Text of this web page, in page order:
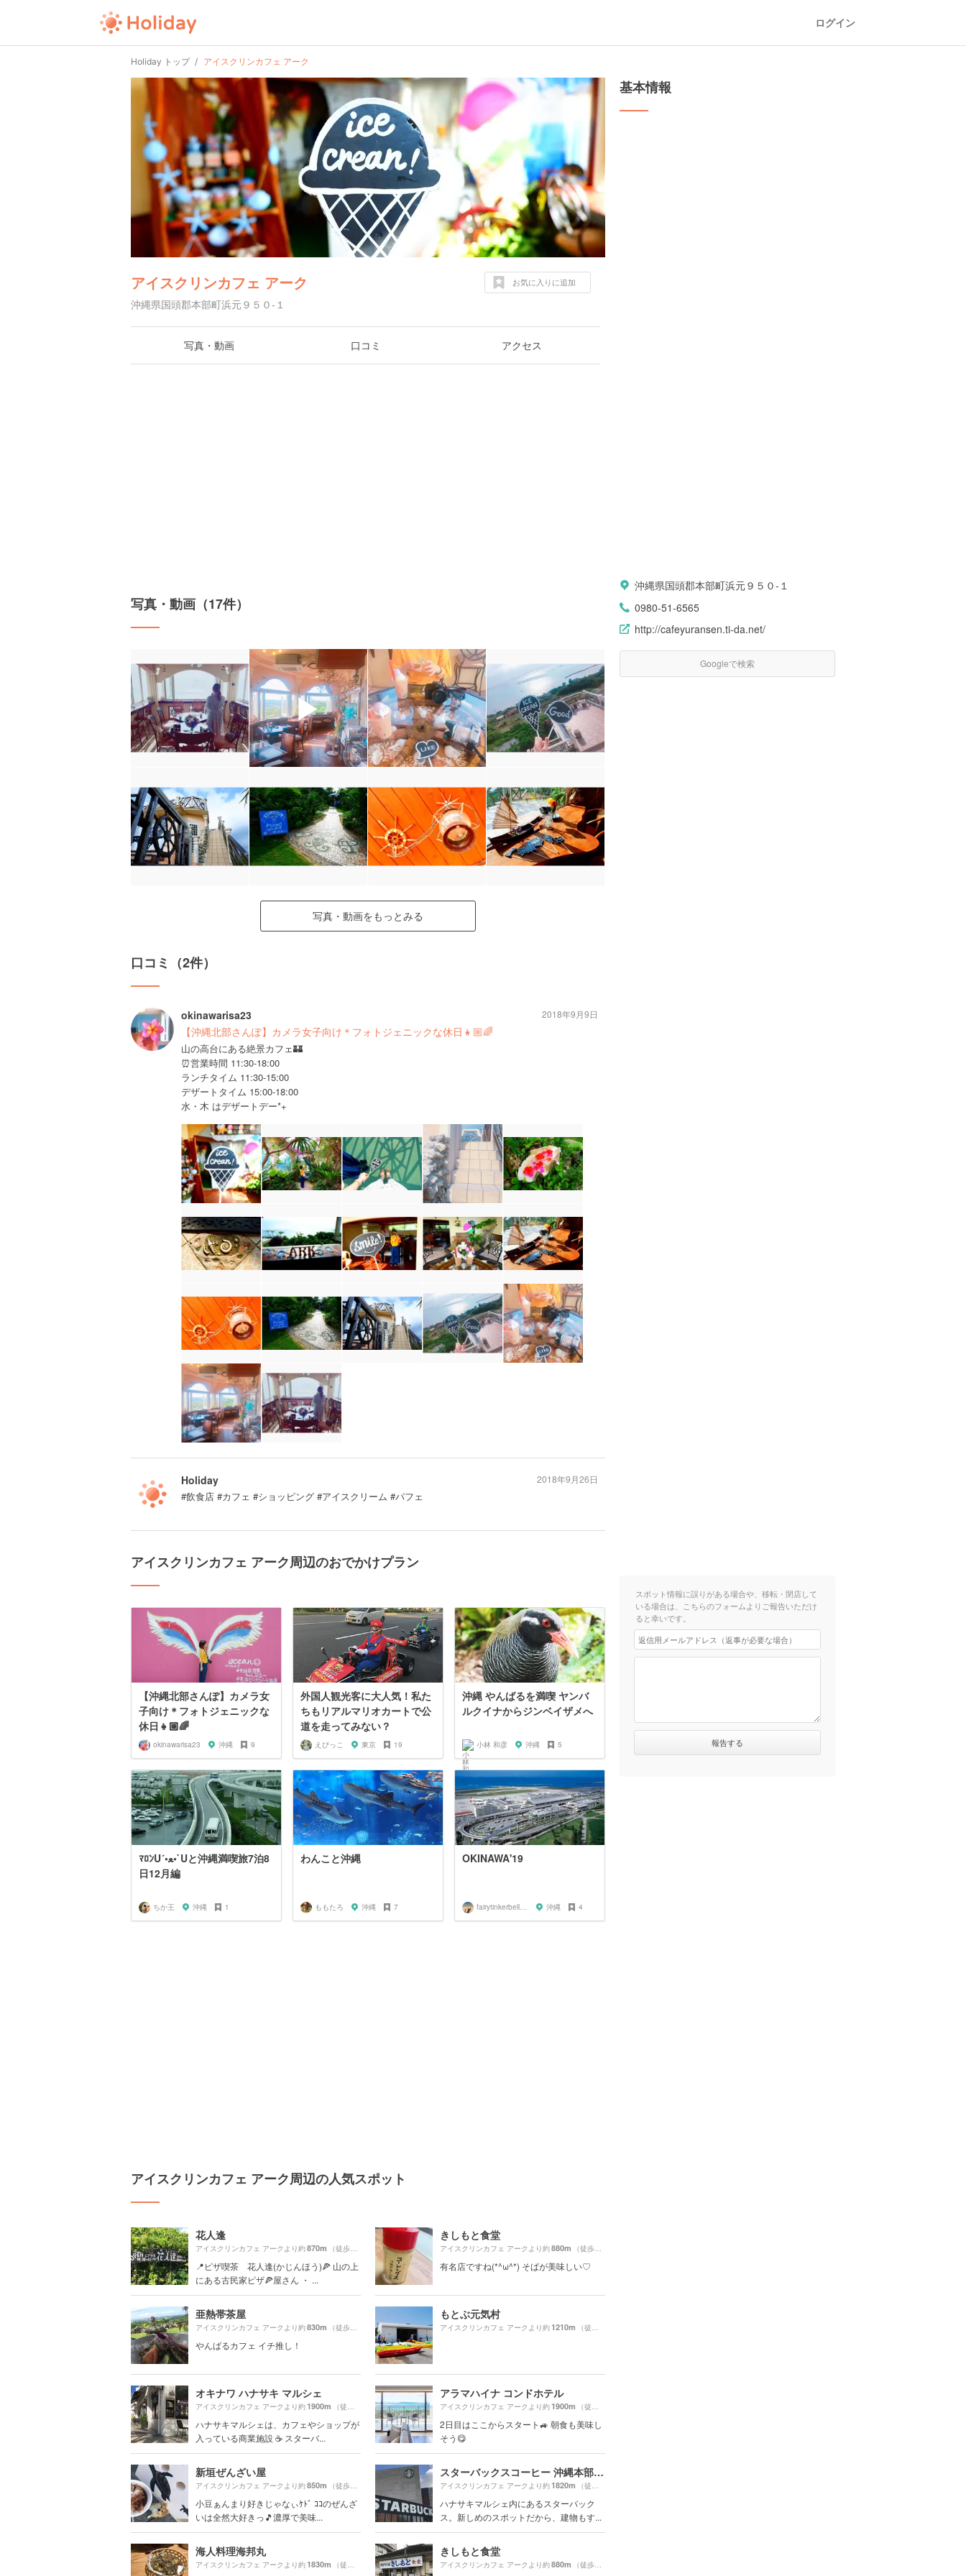
ログイン
Holiday トップ アイスクリンカフェ アーク
アイスクリンカフェ アーク
沖縄県国頭郡本部町浜元９５０-１
お気に入りに追加
写真・動画 口コミ アクセス
写真・動画（17件）
▶
写真・動画をもっとみる
口コミ（2件）
okinawarisa23
【沖縄北部さんぽ】カメラ女子向け＊フォトジェニックな休日👧🏼🌈
山の高台にある絶景カフェ🏰
⏰営業時間 11:30-18:00
ランチタイム 11:30-15:00
デザートタイム 15:00-18:00
水・木 はデザートデー*+
2018年9月9日
Holiday
#飲食店 #カフェ #ショッピング #アイスクリーム #パフェ
2018年9月26日
アイスクリンカフェ アーク周辺のおでかけプラン
【沖縄北部さんぽ】カメラ女
子向け＊フォトジェニックな
休日👧🏼🌈
okinawarisa23 沖縄 9
外国人観光客に大人気！私た
ちもリアルマリオカートで公
道を走ってみない？
えびっこ 東京 19
沖縄 やんばるを満喫 ヤンバ
ルクイナからジンベイザメへ
小林 和彦 沖縄 5
ﾏﾛﾝU´•ﻌ•`Uと沖縄満喫旅7泊8
日12月編
ちか王 沖縄 1
わんこと沖縄
ももたろ 沖縄 7
OKINAWA'19
fairytinkerbell0205 沖縄 4
アイスクリンカフェ アーク周辺の人気スポット
花人逢
アイスクリンカフェ アークより約870m （徒歩15分）
📍ピザ喫茶 花人逢(かじんほう)🍕 山の上
にある古民家ピザ🍕屋さん ・ ...
きしもと食堂
アイスクリンカフェ アークより約880m （徒歩15分）
有名店ですね(*^ω^*) そばが美味しい♡
亜熱帯茶屋
アイスクリンカフェ アークより約830m （徒歩14分）
やんばるカフェ イチ推し！
もとぶ元気村
アイスクリンカフェ アークより約1210m （徒歩21分）
オキナワ ハナサキ マルシェ
アイスクリンカフェ アークより約1900m （徒歩32分）
ハナサキマルシェは、カフェやショップが
入っている商業施設 ☕️ スターバ...
アラマハイナ コンドホテル
アイスクリンカフェ アークより約1900m （徒歩32分）
2日目はここからスタート🚙 朝食も美味し
そう😋
新垣ぜんざい屋
アイスクリンカフェ アークより約850m （徒歩15分）
小豆ぁんまり好きじゃなぃｹﾄﾞ ｺｺのぜんざ
いは全然大好きっ🎵濃厚で美味...
スターバックスコーヒー 沖縄本部町店
アイスクリンカフェ アークより約1820m （徒歩31分）
ハナサキマルシェ内にあるスターバック
ス。新しめのスポットだから、建物もす...
海人料理海邦丸
アイスクリンカフェ アークより約1830m （徒歩31分）
きしもと食堂
アイスクリンカフェ アークより約880m （徒歩15分）
基本情報
沖縄県国頭郡本部町浜元９５０-１
0980-51-6565
http://cafeyuransen.ti-da.net/
Googleで検索
スポット情報に誤りがある場合や、移転・閉店して
いる場合は、こちらのフォームよりご報告いただけ
ると幸いです。